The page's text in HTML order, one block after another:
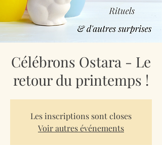
Célébrons Ostara - Le
retour du printemps !
Les inscriptions sont closes
Voir autres événements